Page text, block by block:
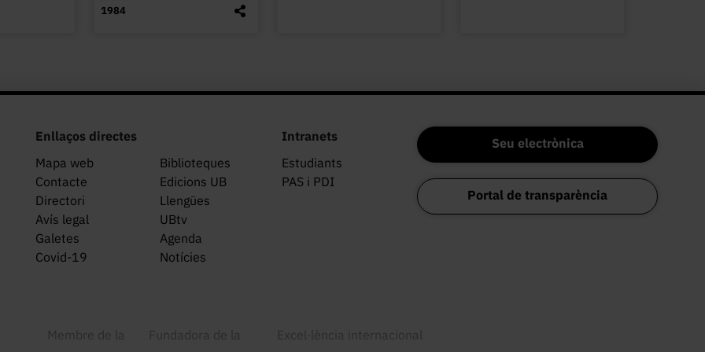
1984
Enllaços directes
Mapa web
Biblioteques
Contacte
Edicions UB
Directori
Llengües
Avís legal
UBtv
Galetes
Agenda
Covid-19
Notícies
Intranets
Estudiants
PAS i PDI
Seu electrònica
Portal de transparència
Membre de la Fundadora de la Excel·lència internacional